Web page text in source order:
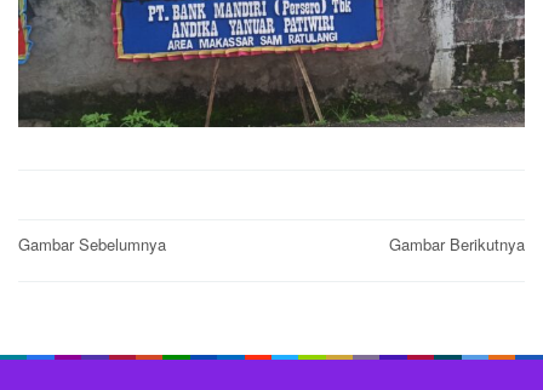
Post
Gambar Sebelumnya Gambar Berikutnya